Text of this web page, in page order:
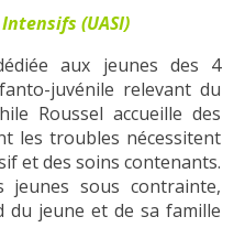
(UASI)
aux jeunes des 4
juvénile relevant du
Roussel accueille des
les troubles nécessitent
et des soins contenants.
jeunes sous contrainte,
du jeune et de sa famille